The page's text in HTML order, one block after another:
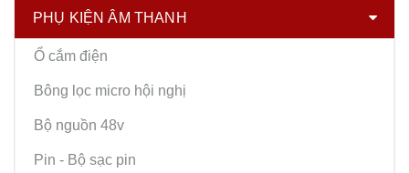
PHỤ KIỆN ÂM THANH
Ổ cắm điện
Bông lọc micro hội nghị
Bộ nguồn 48v
Pin - Bộ sạc pin